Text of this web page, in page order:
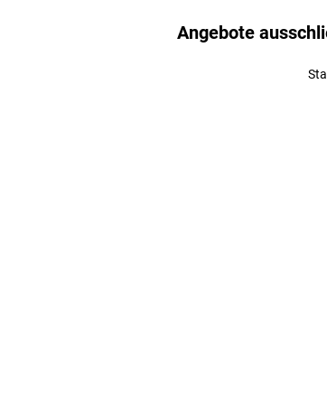
Angebote